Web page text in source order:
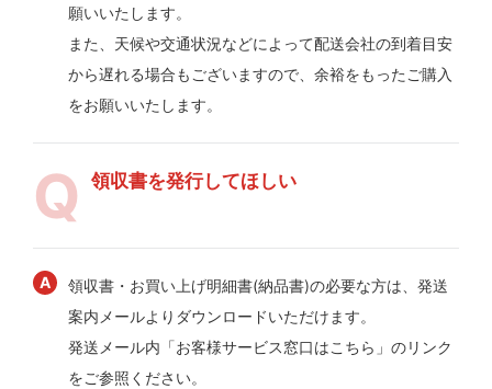
願いいたします。
また、天候や交通状況などによって配送会社の到着目安
から遅れる場合もございますので、余裕をもったご購入
をお願いいたします。
領収書を発行してほしい
領収書・お買い上げ明細書(納品書)の必要な方は、発送
案内メールよりダウンロードいただけます。
発送メール内「お客様サービス窓口はこちら」のリンク
をご参照ください。